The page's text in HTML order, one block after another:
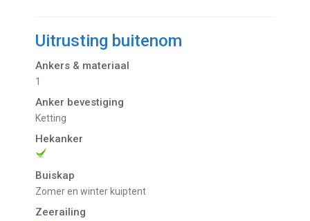
Uitrusting buitenom
Ankers & materiaal
1
Anker bevestiging
Ketting
Hekanker
Buiskap
zomer en winter kuiptent
Zeerailing